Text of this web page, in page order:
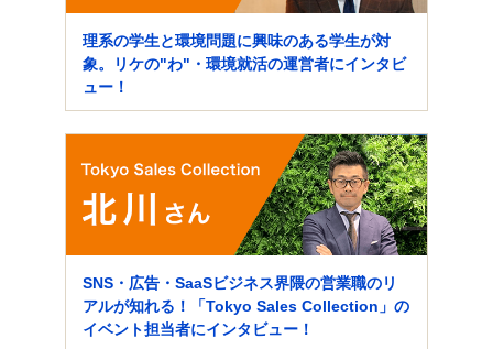
理系の学生と環境問題に興味のある学生が対
象。リケの"わ"・環境就活の運営者にインタビ
ュー！
SNS・広告・SaaSビジネス界隈の営業職のリ
アルが知れる！「Tokyo Sales Collection」の
イベント担当者にインタビュー！